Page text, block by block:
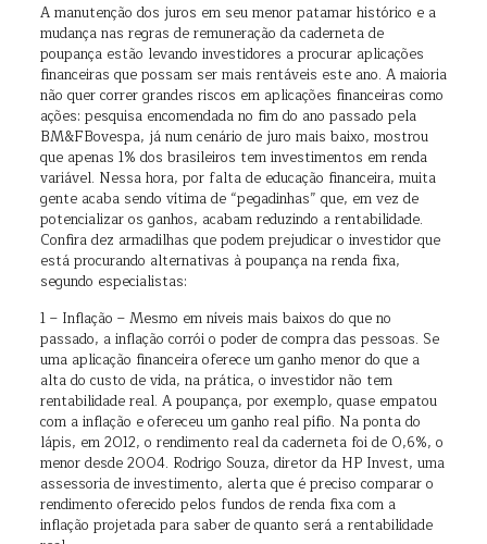
A manutenção dos juros em seu menor patamar histórico e a
mudança nas regras de remuneração da caderneta de
poupança estão levando investidores a procurar aplicações
financeiras que possam ser mais rentáveis este ano. A maioria
não quer correr grandes riscos em aplicações financeiras como
ações: pesquisa encomendada no fim do ano passado pela
BM&FBovespa, já num cenário de juro mais baixo, mostrou
que apenas 1% dos brasileiros tem investimentos em renda
variável. Nessa hora, por falta de educação financeira, muita
gente acaba sendo vítima de “pegadinhas” que, em vez de
potencializar os ganhos, acabam reduzindo a rentabilidade.
Confira dez armadilhas que podem prejudicar o investidor que
está procurando alternativas à poupança na renda fixa,
segundo especialistas:
1 – Inflação – Mesmo em níveis mais baixos do que no
passado, a inflação corrói o poder de compra das pessoas. Se
uma aplicação financeira oferece um ganho menor do que a
alta do custo de vida, na prática, o investidor não tem
rentabilidade real. A poupança, por exemplo, quase empatou
com a inflação e ofereceu um ganho real pífio. Na ponta do
lápis, em 2012, o rendimento real da caderneta foi de 0,6%, o
menor desde 2004. Rodrigo Souza, diretor da HP Invest, uma
assessoria de investimento, alerta que é preciso comparar o
rendimento oferecido pelos fundos de renda fixa com a
inflação projetada para saber de quanto será a rentabilidade